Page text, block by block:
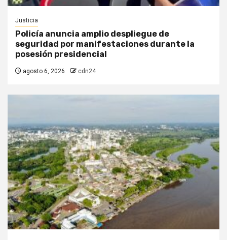
Justicia
Policía anuncia amplio despliegue de
seguridad por manifestaciones durante la
posesión presidencial
agosto 6, 2026 cdn24